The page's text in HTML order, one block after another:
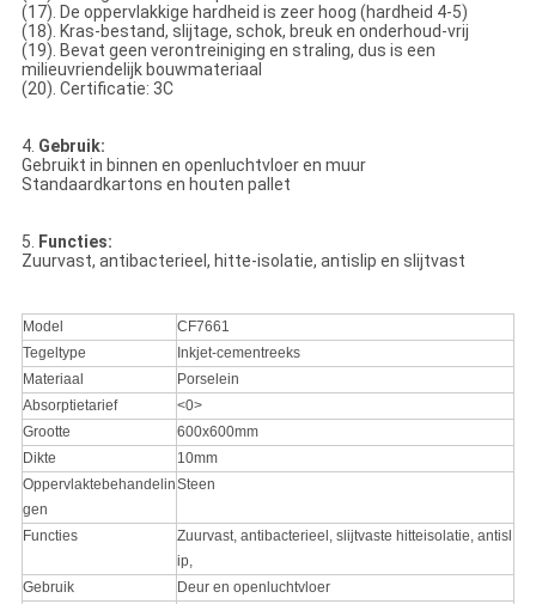
(17). De oppervlakkige hardheid is zeer hoog (hardheid 4-5)
(18). Kras-bestand, slijtage, schok, breuk en onderhoud-vrij
(19). Bevat geen verontreiniging en straling, dus is een
milieuvriendelijk bouwmateriaal
(20). Certificatie: 3C
4. Gebruik:
Gebruikt in binnen en openluchtvloer en muur
Standaardkartons en houten pallet
5. Functies:
Zuurvast, antibacterieel, hitte-isolatie, antislip en slijtvast
Model
CF7661
Tegeltype
Inkjet-cementreeks
Materiaal
Porselein
Absorptietarief
<0>
Grootte
600x600mm
Dikte
10mm
Oppervlaktebehandelin
gen
Steen
Functies
Zuurvast, antibacterieel, slijtvaste hitteisolatie, antisl
ip,
Gebruik
Deur en openluchtvloer